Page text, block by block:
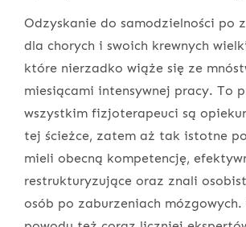
Odzyskanie do samodzielności po
dla chorych i swoich krewnych
które nierzadko wiąże się ze
miesiącami intensywnej pracy. To
wszystkim fizjoterapeuci są
tej ścieżce, zatem aż tak istotne
mieli obecną kompetencję,
restrukturyzujące oraz znali
osób po zaburzeniach